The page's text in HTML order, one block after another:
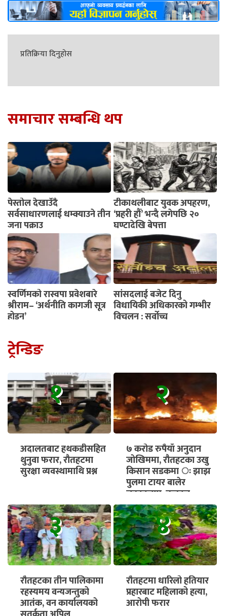
प्रतिक्रिया दिनुहोस
समाचार सम्बन्धि थप
पेस्तोल देखाउँदै
सर्वसाधारणलाई धम्क्याउने तीन
जना पक्राउ
टीकाथलीबाट युवक अपहरण,
‘प्रहरी हौँ’ भन्दै लगेपछि २०
घण्टादेखि बेपत्ता
स्वर्णिमको रास्वपा प्रवेशबारे
श्रीराम– ‘अर्थनीति कागजी सूत्र
होइन’
सांसदलाई बजेट दिनु
विधायिकी अधिकारको गम्भीर
विचलन : सर्वोच्च
ट्रेन्डिङ
१
अदालतबाट हथकडीसहित
थुनुवा फरार, रौतहटमा
सुरक्षा व्यवस्थामाथि प्रश्न
२
७ करोड रुपैयाँ अनुदान
जोखिममा, रौतहटका उखु
किसान सडकमा ः झाझ
पुलमा टायर बालेर
चक्काजाम, तत्काल
भुक्तानी सुनिश्चित गर्न माग
३
रौतहटका तीन पालिकामा
रहस्यमय वन्यजन्तुको
आतंक, वन कार्यालयको
४
रौतहटमा धारिलो हतियार
प्रहारबाट महिलाको हत्या,
आरोपी फरार